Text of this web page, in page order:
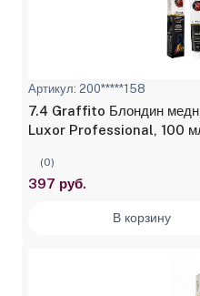
Артикул: 200*****158
7.4 Graffito Блондин
Luxor Professional, 100
(0)
397 руб.
В корзину